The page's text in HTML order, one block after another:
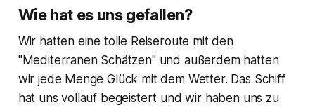
Wie hat es uns gefallen?
Wir hatten eine tolle Reiseroute mit den
"Mediterranen Schätzen" und außerdem hatten
wir jede Menge Glück mit dem Wetter. Das Schiff
hat uns vollauf begeistert und wir haben uns zu